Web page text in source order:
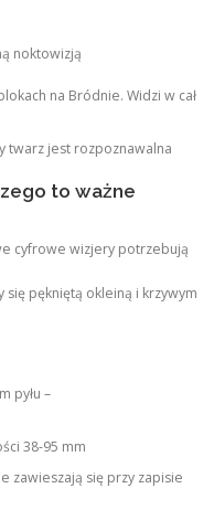
noktowizją
na Bródnie. Widzi w cał
twarz jest rozpoznawalna
to ważne
cyfrowe wizjery potrzebują
pękniętą okleiną i krzywym
pyłu –
38-95 mm
zawieszają się przy zapisie